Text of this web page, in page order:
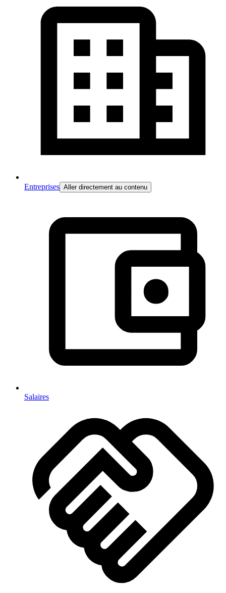
Entreprises Aller directement au contenu
Salaires